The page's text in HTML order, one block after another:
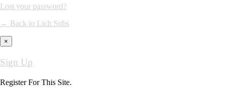
Lost your password?
← Back to Lich Subs
×
Sign Up
Register For This Site.